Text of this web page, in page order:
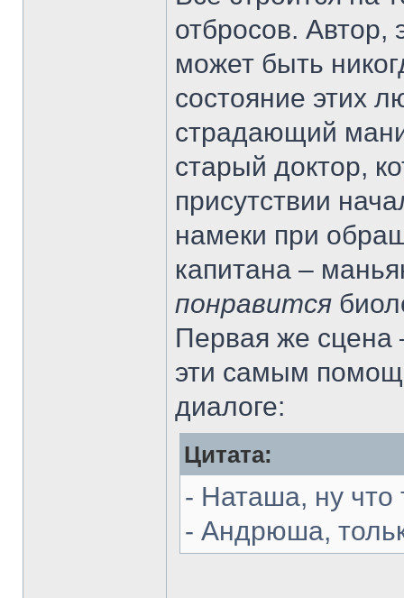
отбросов. Автор,
может быть
состояние этих
страдающий
старый доктор,
присутствии
намеки при
капитана –
понравится
Первая же сцена
эти самым
диалоге:
Цитата:
- Наташа, ну
- Андрюша,